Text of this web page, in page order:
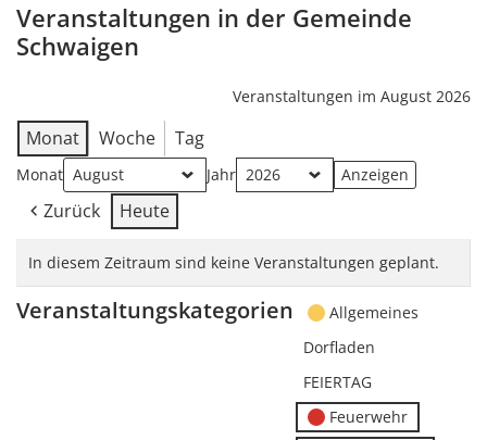
Veranstaltungen in der Gemeinde
Schwaigen
Veranstaltungen im August 2026
Monat Woche Tag
Monat Jahr
Zurück Heute
In diesem Zeitraum sind keine Veranstaltungen geplant.
Veranstaltungskategorien
Allgemeines
Dorfladen
FEIERTAG
Feuerwehr